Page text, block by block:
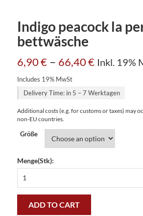
Indigo peacock la
bettwäsche
6,90€ – 66,40€ Inkl. 19%
Includes 19% MwSt
Delivery Time: in 5 – 7 Werktagen
Additional costs (e.g. for customs or taxes) may
non-EU countries.
Größe
Menge(Stk):
peacock
perlaADD TO CART